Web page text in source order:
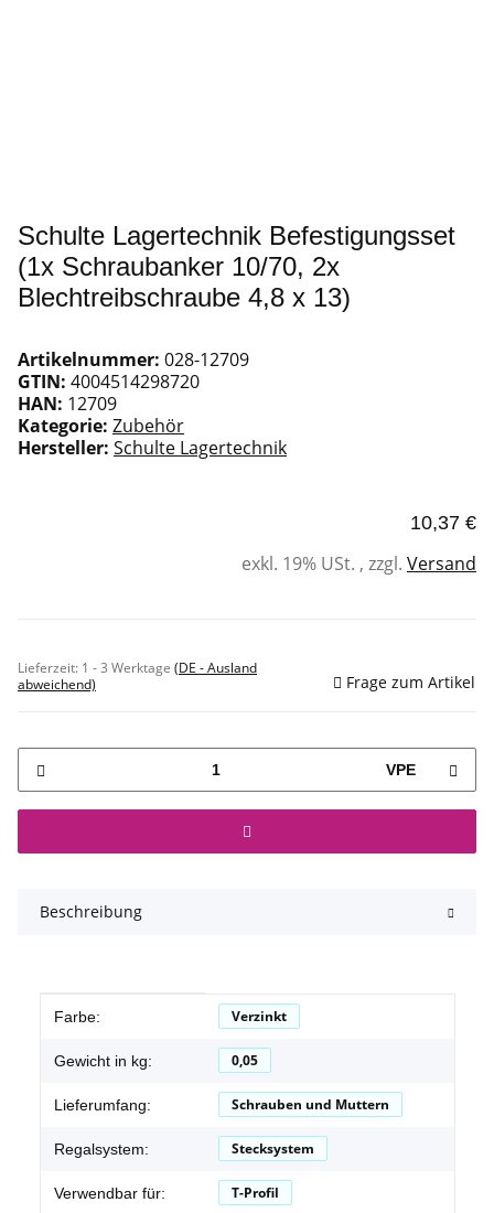
Schulte Lagertechnik Befestigungsset
(1x Schraubanker 10/70, 2x
Blechtreibschraube 4,8 x 13)
Artikelnummer: 028-12709
GTIN: 4004514298720
HAN: 12709
Kategorie: Zubehör
Hersteller: Schulte Lagertechnik
10,37 €
exkl. 19% USt. , zzgl. Versand
Lieferzeit: 1 - 3 Werktage (DE - Ausland
abweichend)
Frage zum Artikel
VPE
Beschreibung
Produkteigenschaft
Wert
Farbe: Verzinkt
Gewicht in kg: 0,05
Lieferumfang: Schrauben und Muttern
Regalsystem: Stecksystem
Verwendbar für: T-Profil